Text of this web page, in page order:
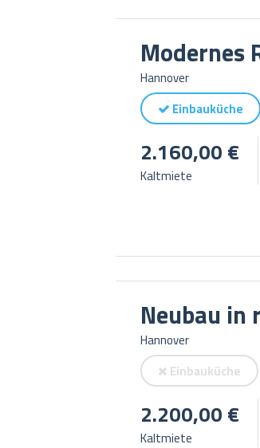
Modernes
Hannover
Einbauküche
2.160,00 €
Kaltmiete
Neubau in
Hannover
Einbauküche
2.200,00 €
Kaltmiete